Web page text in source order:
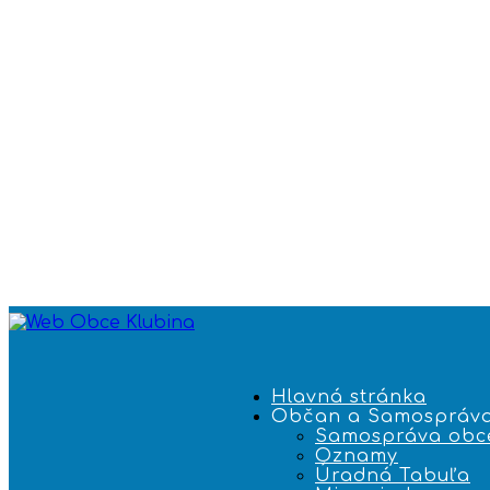
Hlavná stránka
Občan a
Samospráva
Oznamy
Úradná Tabuľa